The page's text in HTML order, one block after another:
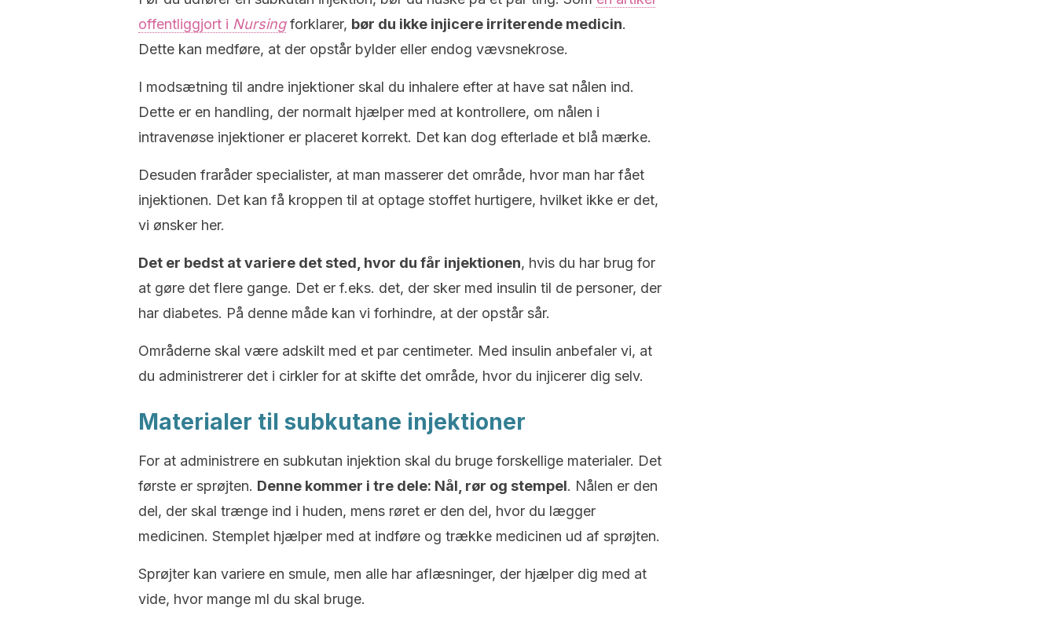
offentliggjort i Nursingforklarer, bør du ikke injicere irriterende medicin.
Dette kan medføre, at der opstår bylder eller endog vævsnekrose.
I modsætning til andre injektioner skal du inhalere efter at have sat nålen ind.
Dette er en handling, der normalt hjælper med at kontrollere, om nålen i
intravenøse injektioner er placeret korrekt. Det kan dog efterlade et blå mærke.
Desuden fraråder specialister, at man masserer det område, hvor man har fået
injektionen. Det kan få kroppen til at optage stoffet hurtigere, hvilket ikke er det,
vi ønsker her.
Det er bedst at variere det sted, hvor du får injektionen, hvis du har brug for
at gøre det flere gange. Det er f.eks. det, der sker med insulin til de personer, der
har diabetes. På denne måde kan vi forhindre, at der opstår sår.
Områderne skal være adskilt med et par centimeter. Med insulin anbefaler vi, at
du administrerer det i cirkler for at skifte det område, hvor du injicerer dig selv.
Materialer til subkutane injektioner
For at administrere en subkutan injektion skal du bruge forskellige materialer. Det
første er sprøjten. Denne kommer i tre dele: Nål, rør og stempel. Nålen er den
del, der skal trænge ind i huden, mens røret er den del, hvor du lægger
medicinen. Stemplet hjælper med at indføre og trække medicinen ud af sprøjten.
Sprøjter kan variere en smule, men alle har aflæsninger, der hjælper dig med at
vide, hvor mange ml du skal bruge.